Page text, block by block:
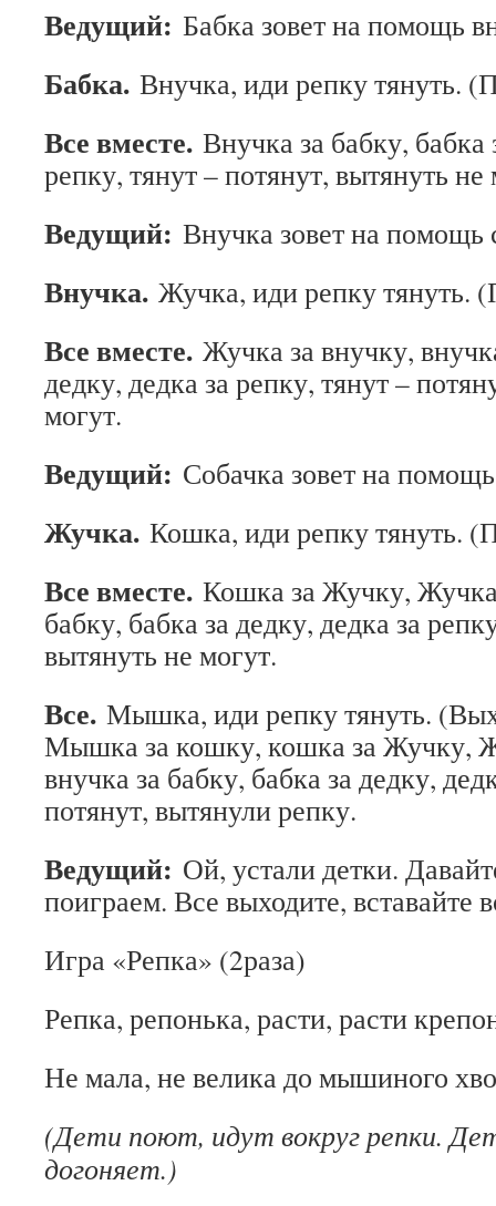
Ведущий: Бабка зовет на помощь
Бабка. Внучка, иди репку тянуть.
Все вместе. Внучка за бабку, бабка
репку, тянут – потянут, вытянуть не
Ведущий: Внучка зовет на помощь
Внучка. Жучка, иди репку тянуть.
Все вместе. Жучка за внучку,
дедку, дедка за репку, тянут –
могут.
Ведущий: Собачка зовет на
Жучка. Кошка, иди репку тянуть.
Все вместе. Кошка за Жучку, Жучка
бабку, бабка за дедку, дедка за
вытянуть не могут.
Все. Мышка, иди репку тянуть.
Мышка за кошку, кошка за Жучку,
внучка за бабку, бабка за дедку,
потянут, вытянули репку.
Ведущий: Ой, устали детки.
поиграем. Все выходите, вставайте
Игра «Репка» (2раза)
Репка, репонька, расти, расти
Не мала, не велика до мышиного
(Дети поют, идут вокруг репки.
догоняет.)